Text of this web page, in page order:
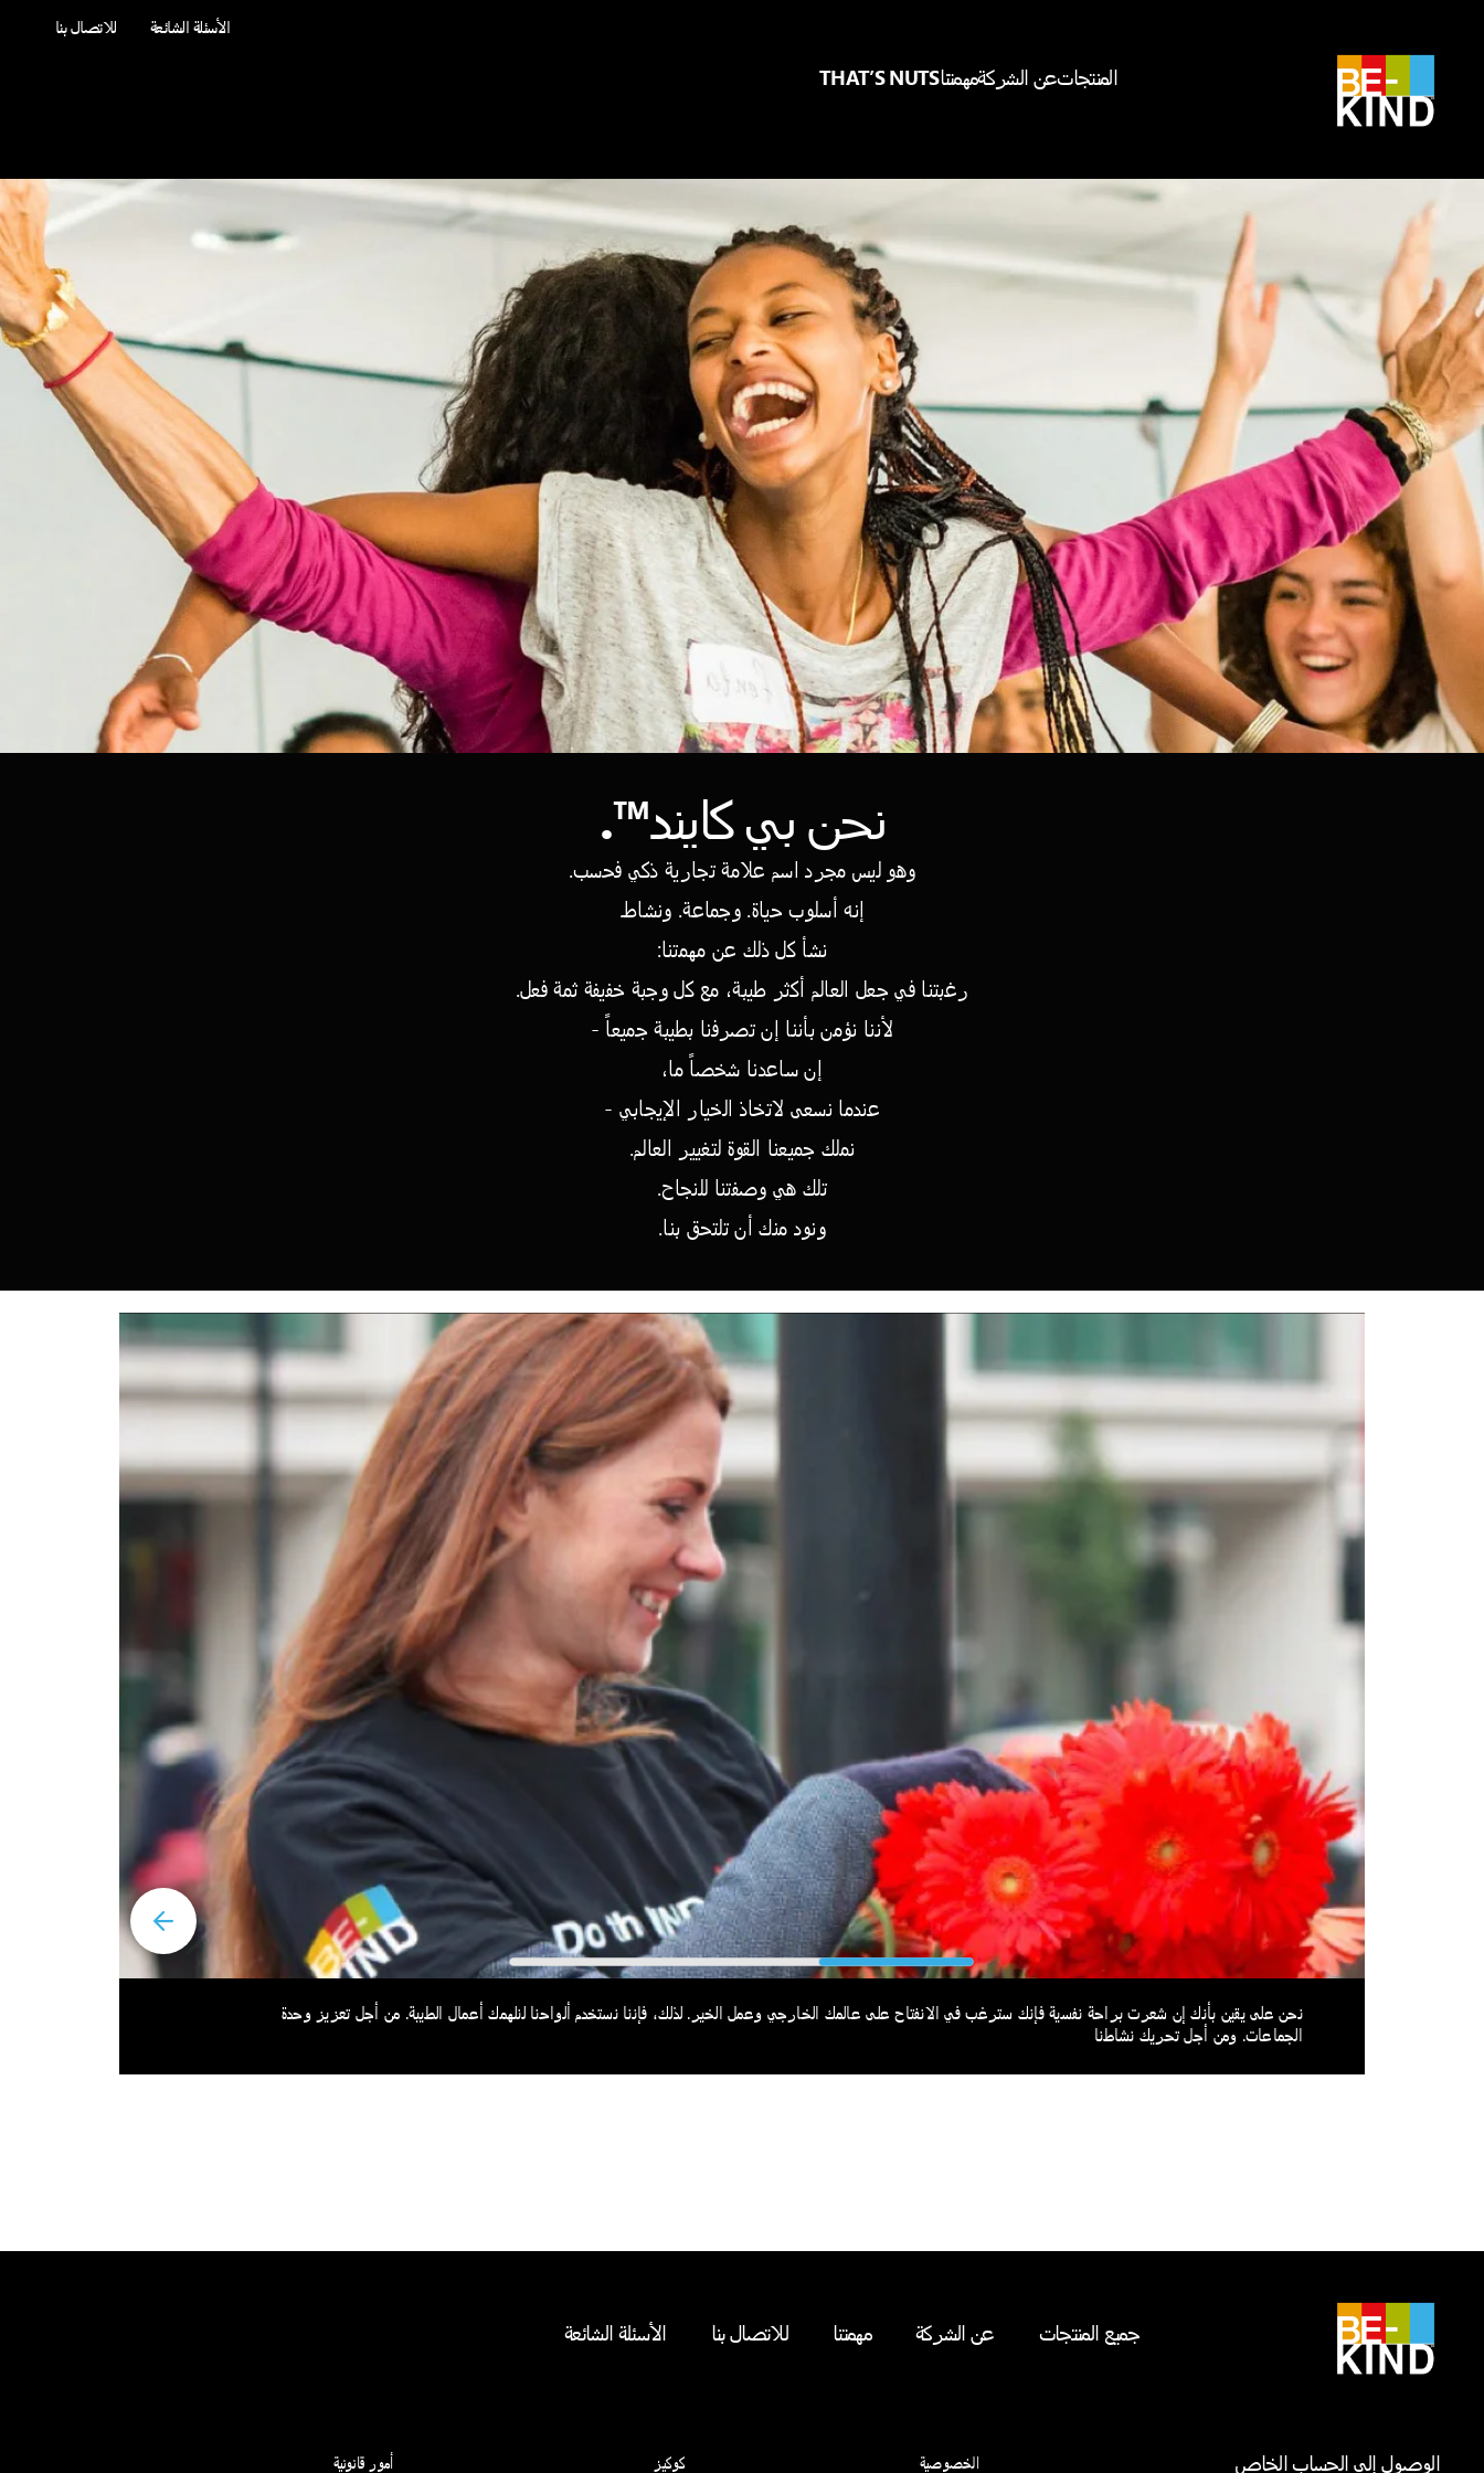
المنتجاتعن الشركةمهمتناTHAT’S NUTS
الأسئلة الشائعة للاتصال بنا
نحن بي كايند™.
وهو ليس مجرد اسم علامة تجارية ذكي فحسب.
إنه أسلوب حياة. وجماعة. ونشاط.
نشأ كل ذلك عن مهمتنا:
رغبتنا في جعل العالم أكثر طيبة، مع كل وجبة خفيفة ثمة فعل.
لأننا نؤمن بأننا إن تصرفنا بطيبة جميعاً -
إن ساعدنا شخصاً ما،
عندما نسعى لاتخاذ الخيار الإيجابي -
نملك جميعنا القوة لتغيير العالم.
تلك هي وصفتنا للنجاح.
ونود منك أن تلتحق بنا.
نحن على يقين بأنك إن شعرت براحة نفسية فإنك سترغب في الانفتاح على عالمك الخارجي وعمل الخير. لذلك، فإننا نستخدم ألواحنا لنلهمك أعمال الطيبة. من أجل تعزيز وحدة
الجماعات. ومن أجل تحريك نشاطنا
جميع المنتجات عن الشركة مهمتنا للاتصال بنا الأسئلة الشائعة
الوصول إلى الحساب الخاص الخصوصية(opens in new window) كوكيز(opens in new window) أمور قانونية(opens in new window)